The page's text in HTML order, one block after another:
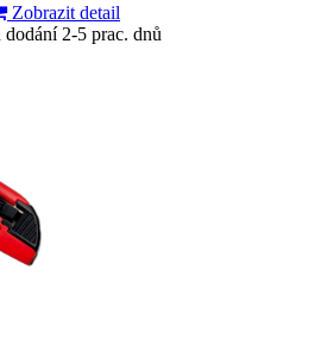
Zobrazit detail
dodání 2-5 prac. dnů